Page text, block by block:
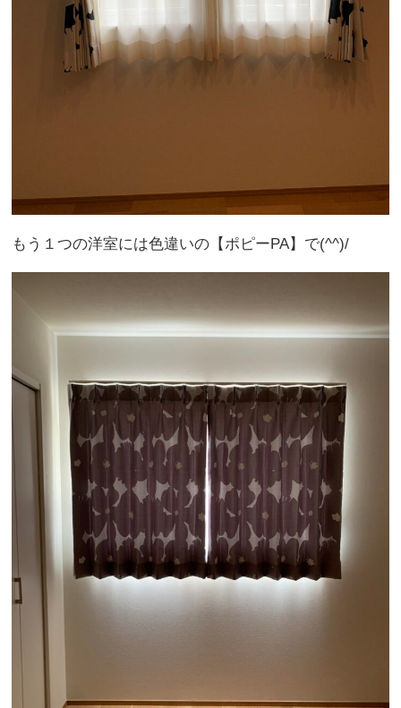
もう１つの洋室には色違いの【ポピーPA】で(^^)/